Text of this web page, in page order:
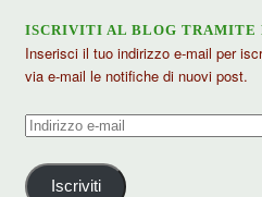
ISCRIVITI AL BLOG TRAMITE
Inserisci il tuo indirizzo e-mail per
via e-mail le notifiche di nuovi post.
Indirizzo
mail
Iscriviti